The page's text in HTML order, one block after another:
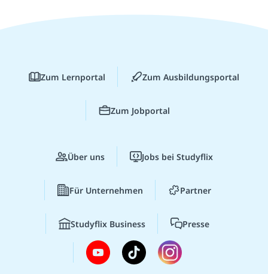
Zum Lernportal Zum Ausbildungsportal
Zum Jobportal
Über uns Jobs bei Studyflix
Für Unternehmen Partner
Studyflix Business Presse